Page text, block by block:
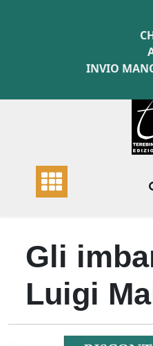
INVIO
Gli
Luigi